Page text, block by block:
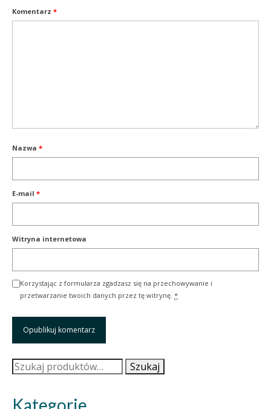
Komentarz *
Nazwa *
E-mail *
Witryna internetowa
Korzystając z formularza zgadzasz się na przechowywanie i
przetwarzanie twoich danych przez tę witrynę. *
Szukaj: Szukaj
Kategorie